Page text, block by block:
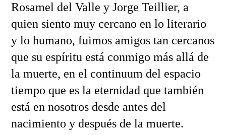
Rosamel del Valle y Jorge Teillier, a
quien siento muy cercano en lo literario
y lo humano, fuimos amigos tan cercanos
que su espíritu está conmigo más allá de
la muerte, en el continuum del espacio
tiempo que es la eternidad que también
está en nosotros desde antes del
nacimiento y después de la muerte.